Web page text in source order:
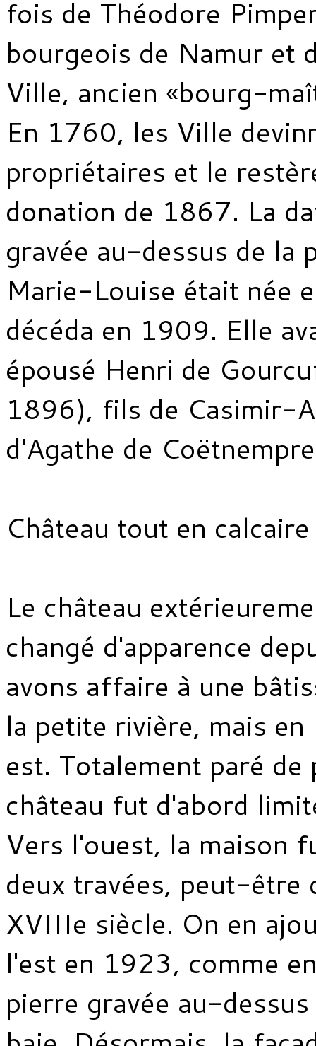
fois de Théodore
bourgeois de Namur et
Ville, ancien «bourg-
En 1760, les Ville
propriétaires et le
donation de 1867. La
gravée au-dessus de la
Marie-Louise était née
décéda en 1909. Elle
épousé Henri de
1896), fils de Casimir-
d'Agathe de
Château tout en calcaire
Le château
changé d'apparence
avons affaire à une
la petite rivière, mais
est. Totalement paré
château fut d'abord
Vers l'ouest, la maison
deux travées, peut-être
XVIIIe siècle. On en
l'est en 1923, comme
pierre gravée au-